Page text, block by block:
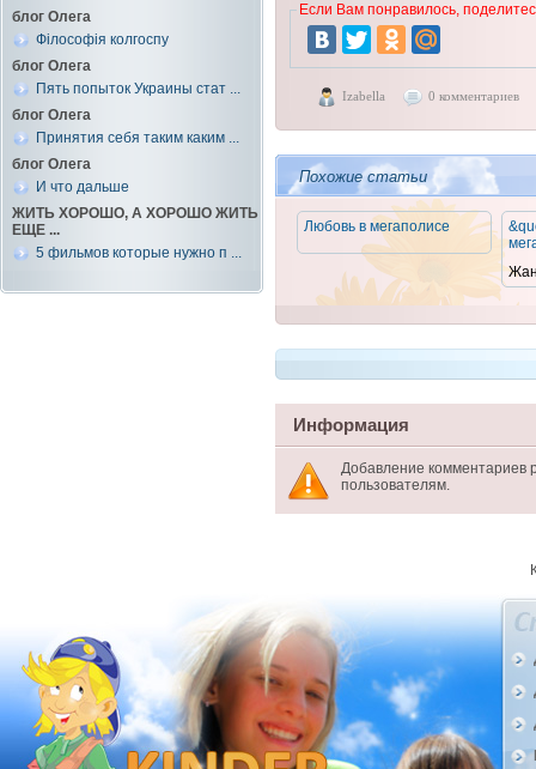
блог Олега
Філософія колгоспу
блог Олега
Пять попыток Украины стат ...
блог Олега
Принятия себя таким каким ...
блог Олега
И что дальше
ЖИТЬ ХОРОШО, А ХОРОШО ЖИТЬ
ЕЩЕ ...
5 фильмов которые нужно п ...
Если Вам понравилось,
Izabella 0 комментариев
Похожие статьи
Любовь в мегаполисе
Информация
Добавление комментариев
пользователям.